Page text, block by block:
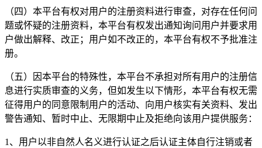
（四）本平台有权对用户的注册资料进行审查，对存在任何问
题或怀疑的注册资料，本平台有权发出通知询问用户并要求用
户做出解释、改正；用户如不改正的，本平台有权不予批准注
册。
（五）因本平台的特殊性，本平台不承担对所有用户的注册信
息进行实质审查的义务，但如发生以下情形，本平台有权无需
征得用户的同意限制用户的活动、向用户核实有关资料、发出
警告通知、暂时中止、无限期中止及拒绝向该用户提供服务：
1、用户以非自然人名义进行认证之后认证主体自行注销或者